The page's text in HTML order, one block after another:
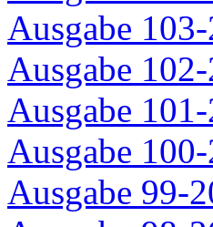
Ausgabe
Ausgabe
Ausgabe
Ausgabe
Ausgabe 99-